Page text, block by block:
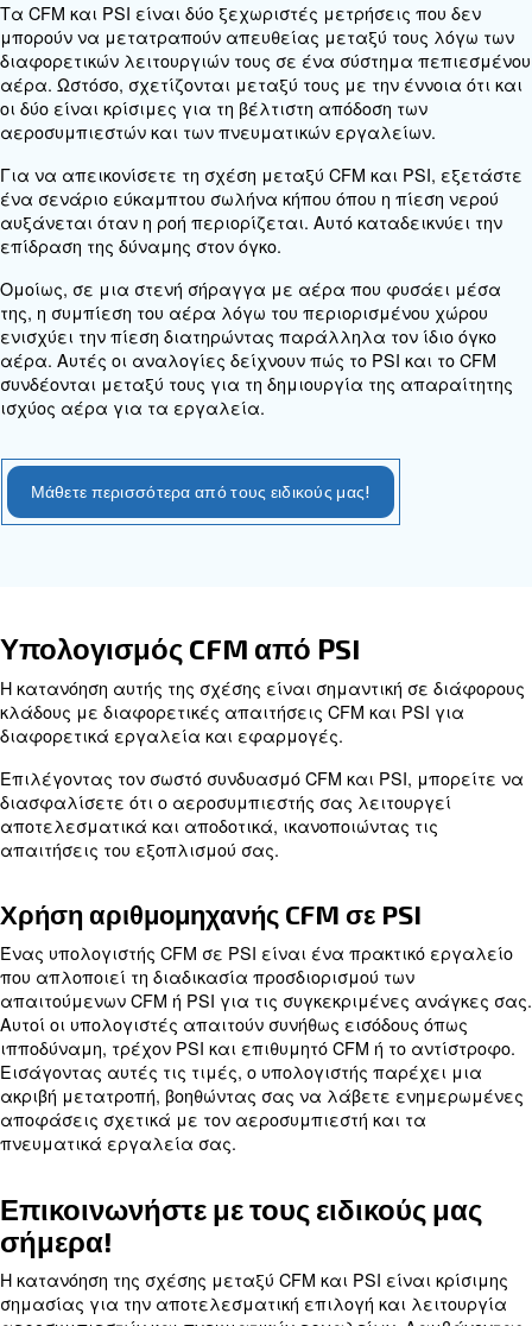
Το PSI, ή λίβρες ανά τετραγωνική ίντσα, είναι
πίεσης που υποδεικνύει τη δύναμη που ασκείται
πεπιεσμένο αέρα σε μια δεδομένη περιοχή.
τιμές PSI σημαίνουν περισσότερο πεπιεσμένο
μεγαλύτερη ασκούμενη δύναμη. Η PSI είναι
την κατανόηση της πίεσης που απαιτείται για την
αποτελεσματική εκτέλεση των εργασιών.
εργαλεία και εφαρμογές απαιτούν
PSI για να λειτουργούν αποτελεσματικά.
Τα CFM και PSI είναι δύο ξεχωριστές μετρήσεις
μπορούν να μετατραπούν απευθείας μεταξύ
αεροσυμπιεστών και των πνευματικών
Για να απεικονίσετε τη σχέση μεταξύ CFM και
ένα σενάριο εύκαμπτου σωλήνα κήπου όπου η
αυξάνεται όταν η ροή περιορίζεται. Αυτό
επίδραση της δύναμης στον όγκο.
Ομοίως, σε μια στενή σήραγγα με αέρα που
της, η συμπίεση του αέρα λόγω του
αέρα. Αυτές οι αναλογίες δείχνουν πώς το PSI
συνδέονται μεταξύ τους για τη δημιουργία της
ισχύος αέρα για τα εργαλεία.
Μάθετε περισσότερα από τους ειδικούς μας!
Υπολογισμός CFM από PSI